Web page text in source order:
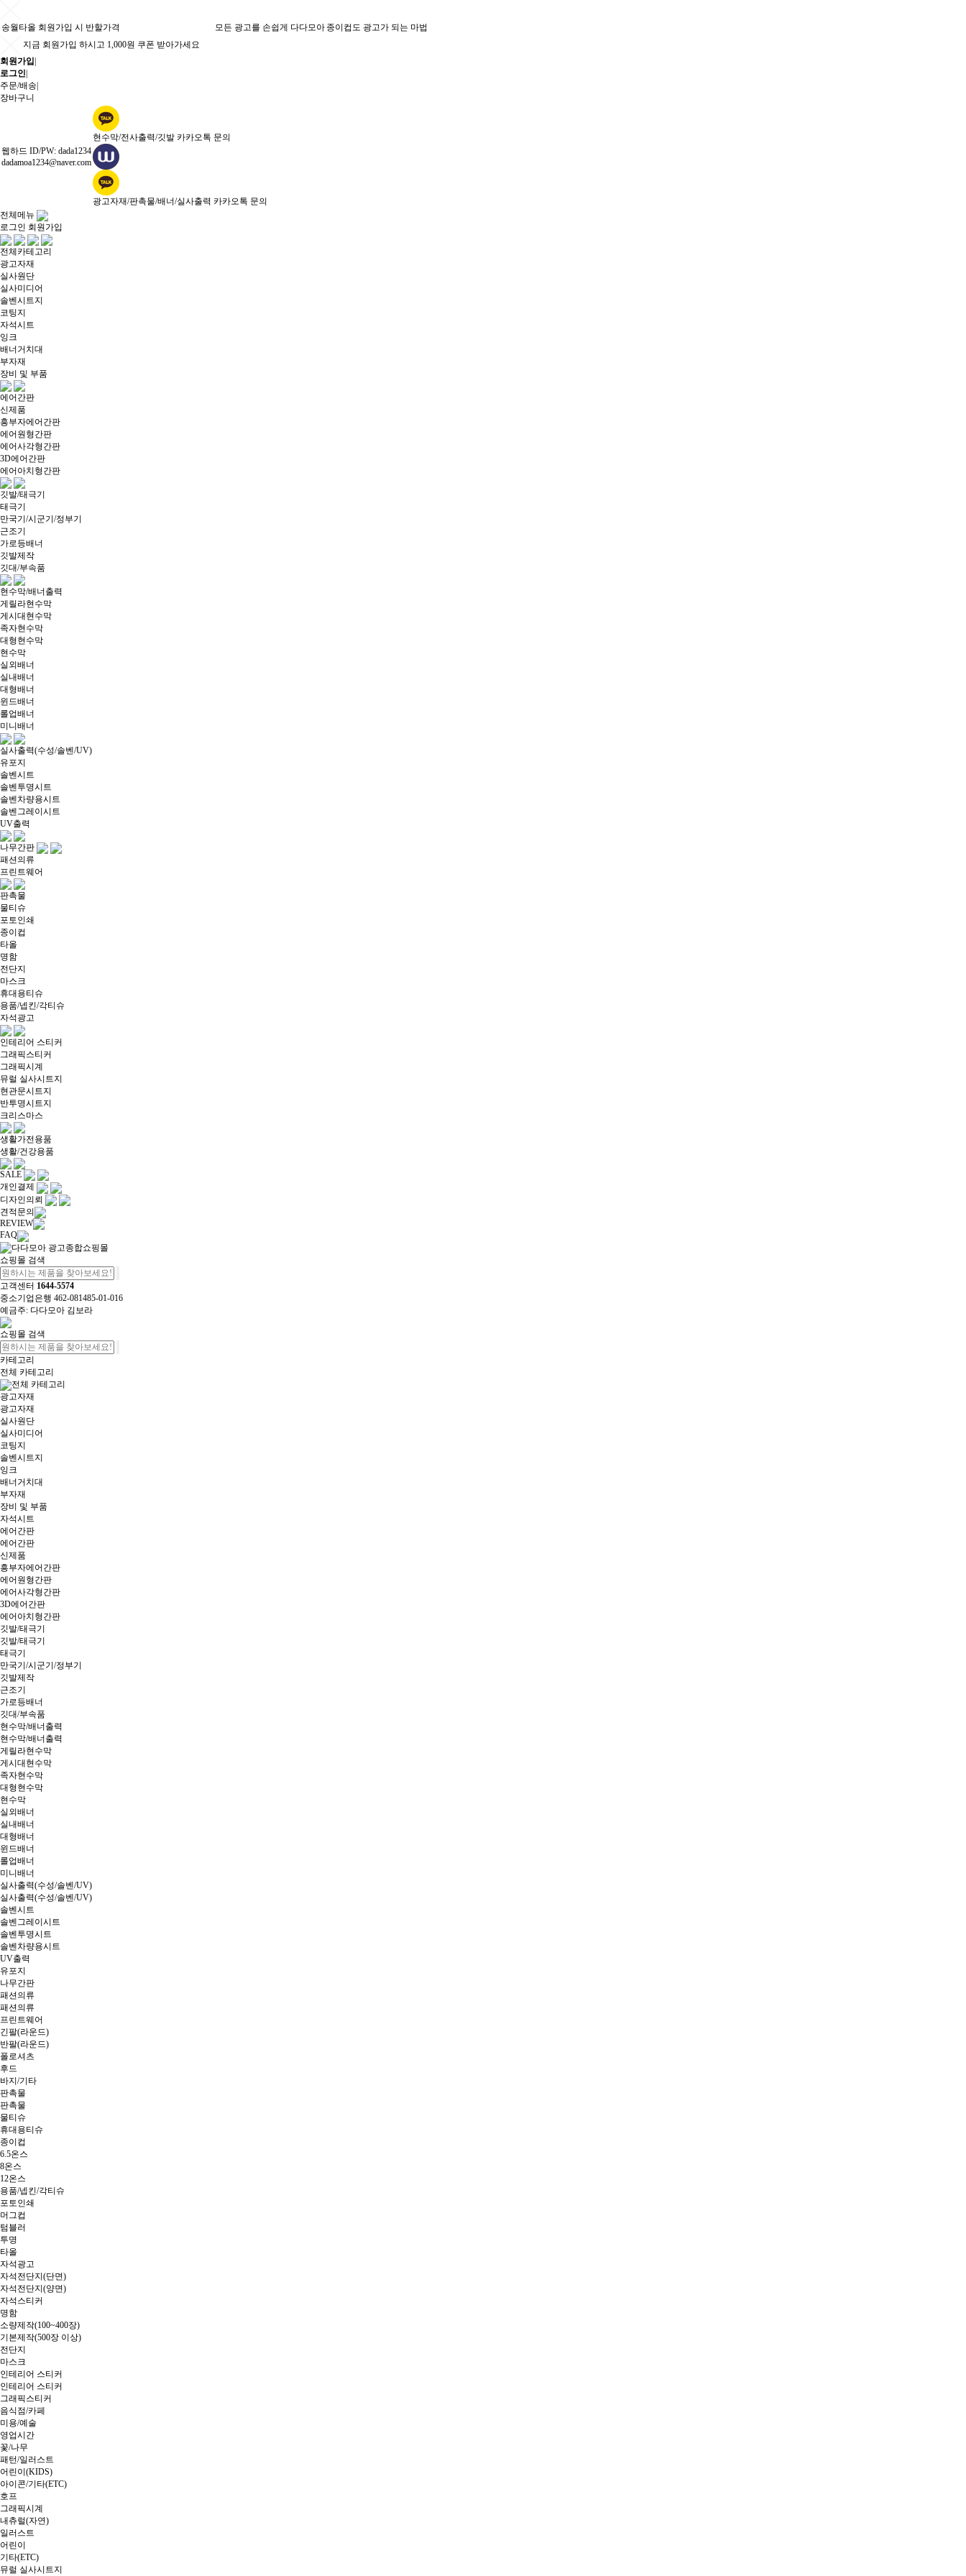
송월타올 회원가입 시 반할가격 모든 광고를 손쉽게 다다모아 종이컵도 광고가 되는 마법
지금 회원가입 하시고 1,000원 쿠폰 받아가세요
회원가입
로그인
주문/배송
장바구니
웹하드 ID/PW: dada1234
dadamoa1234@naver.com
현수막/전사출력/깃발 카카오톡 문의
광고자재/판촉물/배너/실사출력 카카오톡 문의
전체메뉴
로그인 회원가입
전체카테고리
광고자재
실사원단
실사미디어
솔벤시트지
코팅지
자석시트
잉크
배너거치대
부자재
장비 및 부품
에어간판
신제품
흥부자에어간판
에어원형간판
에어사각형간판
3D에어간판
에어아치형간판
깃발/태극기
태극기
만국기/시군기/정부기
근조기
가로등배너
깃발제작
깃대/부속품
현수막/배너출력
게릴라현수막
게시대현수막
족자현수막
대형현수막
현수막
실외배너
실내배너
대형배너
윈드배너
롤업배너
미니배너
실사출력(수성/솔벤/UV)
유포지
솔벤시트
솔벤투명시트
솔벤차량용시트
솔벤그레이시트
UV출력
나무간판
패션의류
프린트웨어
판촉물
물티슈
포토인쇄
종이컵
타올
명함
전단지
마스크
휴대용티슈
용품/넵킨/각티슈
자석광고
인테리어 스티커
그래픽스티커
그래픽시계
뮤럴 실사시트지
현관문시트지
반투명시트지
크리스마스
생활가전용품
생활/건강용품
SALE
개인결제
디자인의뢰
견적문의
REVIEW
FAQ
쇼핑몰 검색
고객센터 1644-5574
중소기업은행 462-081485-01-016
예금주: 다다모아 김보라
쇼핑몰 검색
카테고리
전체 카테고리
전체 카테고리
광고자재
광고자재
실사원단
실사미디어
코팅지
솔벤시트지
잉크
배너거치대
부자재
장비 및 부품
자석시트
에어간판
에어간판
신제품
흥부자에어간판
에어원형간판
에어사각형간판
3D에어간판
에어아치형간판
깃발/태극기
깃발/태극기
태극기
만국기/시군기/정부기
깃발제작
근조기
가로등배너
깃대/부속품
현수막/배너출력
현수막/배너출력
게릴라현수막
게시대현수막
족자현수막
대형현수막
현수막
실외배너
실내배너
대형배너
윈드배너
롤업배너
미니배너
실사출력(수성/솔벤/UV)
실사출력(수성/솔벤/UV)
솔벤시트
솔벤그레이시트
솔벤투명시트
솔벤차량용시트
UV출력
유포지
나무간판
패션의류
패션의류
프린트웨어
긴팔(라운드)
반팔(라운드)
폴로셔츠
후드
바지/기타
판촉물
판촉물
물티슈
휴대용티슈
종이컵
6.5온스
8온스
12온스
용품/넵킨/각티슈
포토인쇄
머그컵
텀블러
투명
타올
자석광고
자석전단지(단면)
자석전단지(양면)
자석스티커
명함
소량제작(100~400장)
기본제작(500장 이상)
전단지
마스크
인테리어 스티커
인테리어 스티커
그래픽스티커
음식점/카페
미용/예술
영업시간
꽃/나무
패턴/일러스트
어린이(KIDS)
아이콘/기타(ETC)
호프
그래픽시계
내츄럴(자연)
일러스트
어린이
기타(ETC)
뮤럴 실사시트지